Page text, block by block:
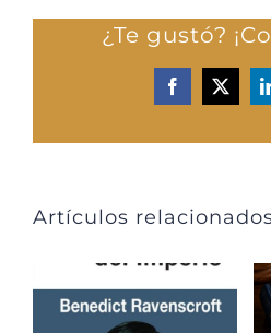
¿Te gustó?
Facebook
X
Artículos